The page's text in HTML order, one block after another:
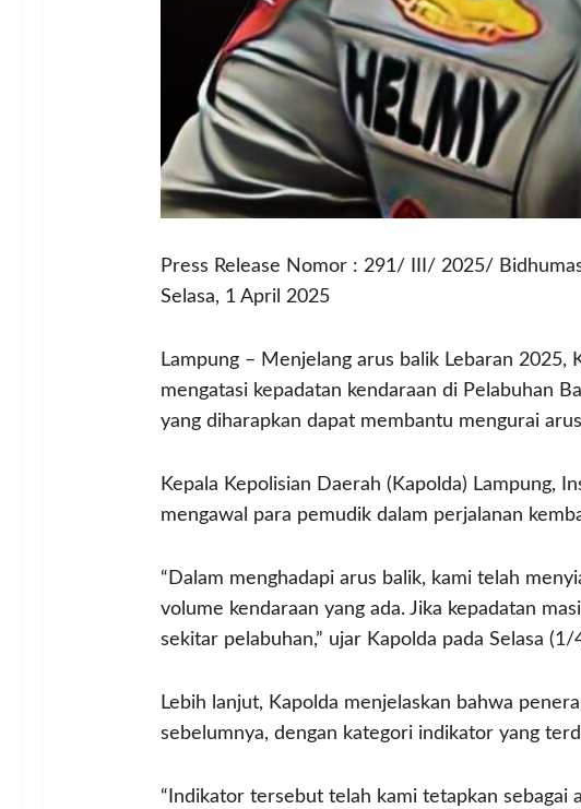
Press Release Nomor : 291/ III/ 2025/
Selasa, 1 April 2025
Lampung – Menjelang arus balik Lebaran 2025,
mengatasi kepadatan kendaraan di Pelabuhan
yang diharapkan dapat membantu mengurai
Kepala Kepolisian Daerah (Kapolda) Lampung,
mengawal para pemudik dalam perjalanan
“Dalam menghadapi arus balik, kami telah
volume kendaraan yang ada. Jika kepadatan
sekitar pelabuhan,” ujar Kapolda pada Selasa
Lebih lanjut, Kapolda menjelaskan bahwa
sebelumnya, dengan kategori indikator yang
“Indikator tersebut telah kami tetapkan sebagai